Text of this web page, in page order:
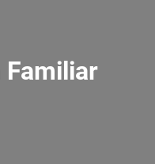
Familiar